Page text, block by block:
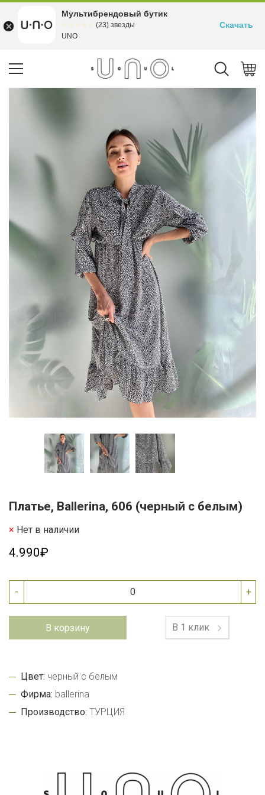
Платье, Ballerina, 606 (черный с белым)
Нет в наличии
4.990₽
- +
В корзину В 1 клик
Цвет: черный с белым
Фирма: ballerina
Производство: ТУРЦИЯ
Мультибрендовый бутик
(23) звезды
UNO
Скачать